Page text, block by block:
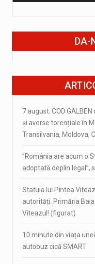
DA-
7 august. COD
și averse torențiale în
Transilvania, Moldova,
”România are acum o
adoptată deplin legal”,
Statuia lui Pintea
autorități. Primăria
Viteazul! (figurat)
10 minute din viața
autobuz cică SMART